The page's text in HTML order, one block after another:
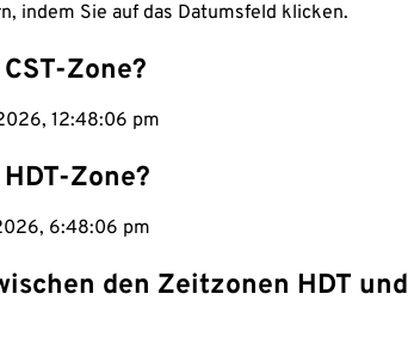
indem Sie auf das Datumsfeld klicken.
Zone?
12:48:07 pm
Zone?
6:48:07 pm
den Zeitzonen HDT und